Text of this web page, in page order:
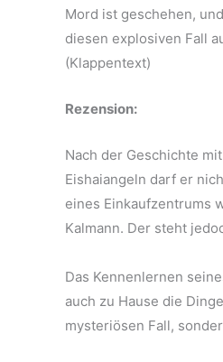
Mord ist geschehen,
diesen explosiven Fall
(Klappentext)
Rezension:
Nach der Geschichte
Eishaiangeln darf er
eines Einkaufzentrums
Kalmann. Der steht
Das Kennenlernen
auch zu Hause die
mysteriösen Fall,